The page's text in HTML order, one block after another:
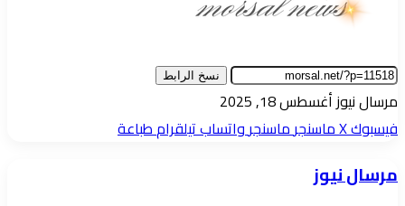
نسخ الرابط
مرسال نيوزأرسل
بريدا
أغسطس 18, 2025
فيسبوك‫Xماسنجرماسنجرواتسابتيلقرامطباعة
مرسال نيوز